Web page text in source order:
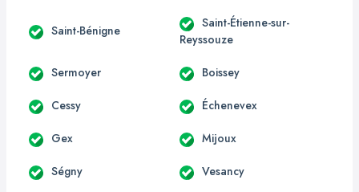
Saint-Bénigne
Saint-Étienne-sur-
Reyssouze
Sermoyer Boissey
Cessy Échenevex
Gex Mijoux
Ségny Vesancy